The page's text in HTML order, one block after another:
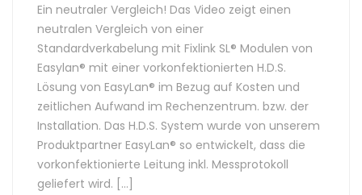
Ein neutraler Vergleich! Das Video zeigt einen
neutralen Vergleich von einer
Standardverkabelung mit Fixlink SL® Modulen von
Easylan® mit einer vorkonfektionierten H.D.S.
Lösung von EasyLan® im Bezug auf Kosten und
zeitlichen Aufwand im Rechenzentrum. bzw. der
Installation. Das H.D.S. System wurde von unserem
Produktpartner EasyLan® so entwickelt, dass die
vorkonfektionierte Leitung inkl. Messprotokoll
geliefert wird. […]